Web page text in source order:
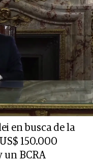
en busca de la
150.000
un BCRA